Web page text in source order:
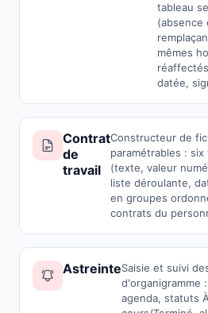
tableau
(absence
mêmes
datée,
Contrat
de
travail
Constructeur de
paramétrables :
(texte, valeur
liste déroulante,
en groupes
contrats du
AstreinteSaisie et suivi
d'organigramme
agenda, statuts